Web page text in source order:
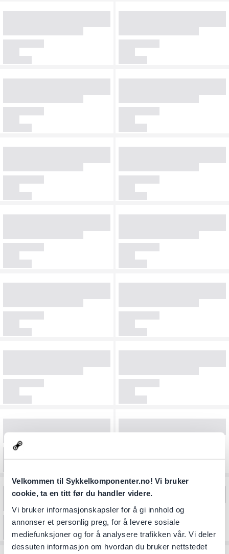
Velkommen til Sykkelkomponenter.no! Vi bruker
cookie, ta en titt før du handler videre.
Vi bruker informasjonskapsler for å gi innhold og
annonser et personlig preg, for å levere sosiale
mediefunksjoner og for å analysere trafikken vår. Vi deler
dessuten informasjon om hvordan du bruker nettstedet